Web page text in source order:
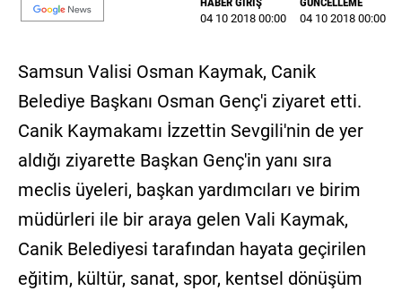
SİYASET
EĞİTİM
GALERİ
VİDEO
YAZARLAR
BİZE
ULAŞIN
04 10 2018 00:00
04 10 2018 00:00
Samsun Valisi Osman Kaymak, Canik
Belediye Başkanı Osman Genç'i ziyaret etti.
Canik Kaymakamı İzzettin Sevgili'nin de yer
aldığı ziyarette Başkan Genç'in yanı sıra
meclis üyeleri, başkan yardımcıları ve birim
müdürleri ile bir araya gelen Vali Kaymak,
Canik Belediyesi tarafından hayata geçirilen
eğitim, kültür, sanat, spor, kentsel dönüşüm